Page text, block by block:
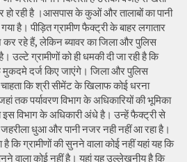
हो रही है ।आसपास के कुओं और तालाबों का पानी
गया है। पीड़ित ग्रामीण फैक्ट्री के बाहर लगातार
कर रहे हैं, लेकिन ब्यावर का जिला और पुलिस
उल्टे ग्रामीणों को ही धमकी दी जा रही है कि
दर्ज किए जाएंगे। जिला और पुलिस
कि श्री सीमेंट के खिलाफ कोई धरना
तक पर्यावरण विभाग के अधिकारियों की भूमिका
इस विभाग के अधिकारी अंधे है। उन्हें फैक्ट्री से
धुआ और पानी नजर नही नहीं आ रहा है।
कि ग्रामीणों की सुनने वाला कोई नहीं यहां यह कि
वाला कोई नहीं है। यहां यह उल्लेखनीय है कि